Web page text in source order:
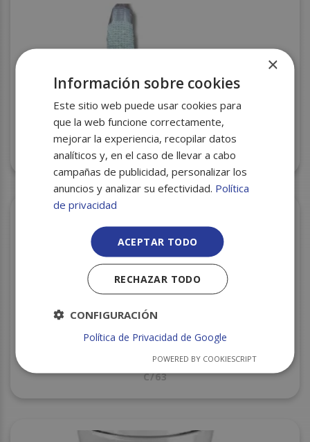
VASO PLASTICO 100CC PP T.T. 50U C/96 KONNY
COPA CHAMPAGNE REUTILIZABLE KONNY 10 UND
C/63
×
Información sobre cookies
Este sitio web puede usar cookies para
que la web funcione correctamente,
mejorar la experiencia, recopilar datos
analíticos y, en el caso de llevar a cabo
campañas de publicidad, personalizar los
anuncios y analizar su efectividad. Política
de privacidad
ACEPTAR TODO
RECHAZAR TODO
CONFIGURACIÓN
Política de Privacidad de Google
POWERED BY COOKIESCRIPT